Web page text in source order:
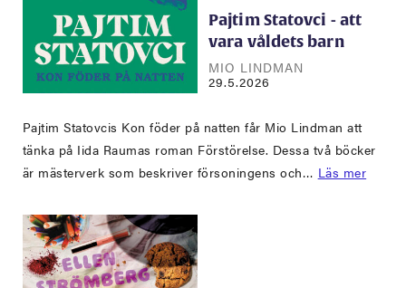
Pajtim Statovci - att
vara våldets barn
MIO LINDMAN
29.5.2026
Pajtim Statovcis Kon föder på natten får Mio Lindman att
tänka på Iida Raumas roman Förstörelse. Dessa två böcker
är mästerverk som beskriver försoningens och… Läs mer